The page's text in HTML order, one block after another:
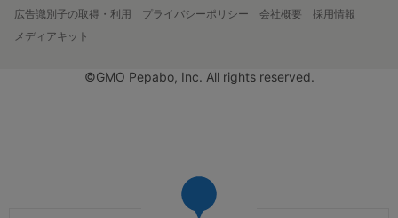
広告識別子の取得・利用
プライバシーポリシー 会社概要
採用情報
メディアキット
©GMO Pepabo, Inc. All rights reserved.